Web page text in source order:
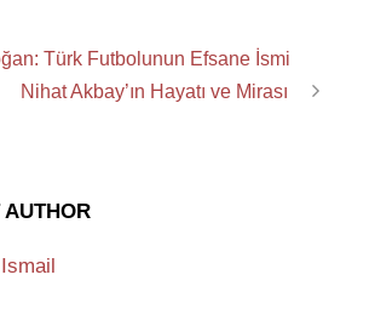
Türk Futbolunun Efsane İsmi
Nihat Akbay’ın Hayatı ve Mirası
Ismail